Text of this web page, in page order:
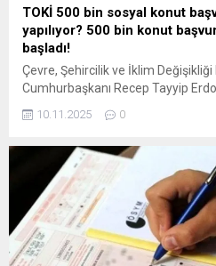
TOKİ 500 bin sosyal konut
yapılıyor? 500 bin konut
başladı!
Çevre, Şehircilik ve İklim Değişikliği
Cumhurbaşkanı Recep Tayyip
Projesi” ile Türkiye tarihinin en
edilecek 500 bin sosyal konut, dar
vatandaşlar için yüzde 10 peşinat
kadar vade seçeneği ile satışa...
10.11.2025 0